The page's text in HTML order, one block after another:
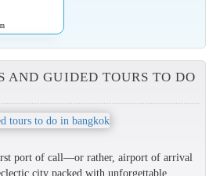
AND GUIDED TOURS TO DO
port of call—or rather, airport of arrival
city packed with unforgettable